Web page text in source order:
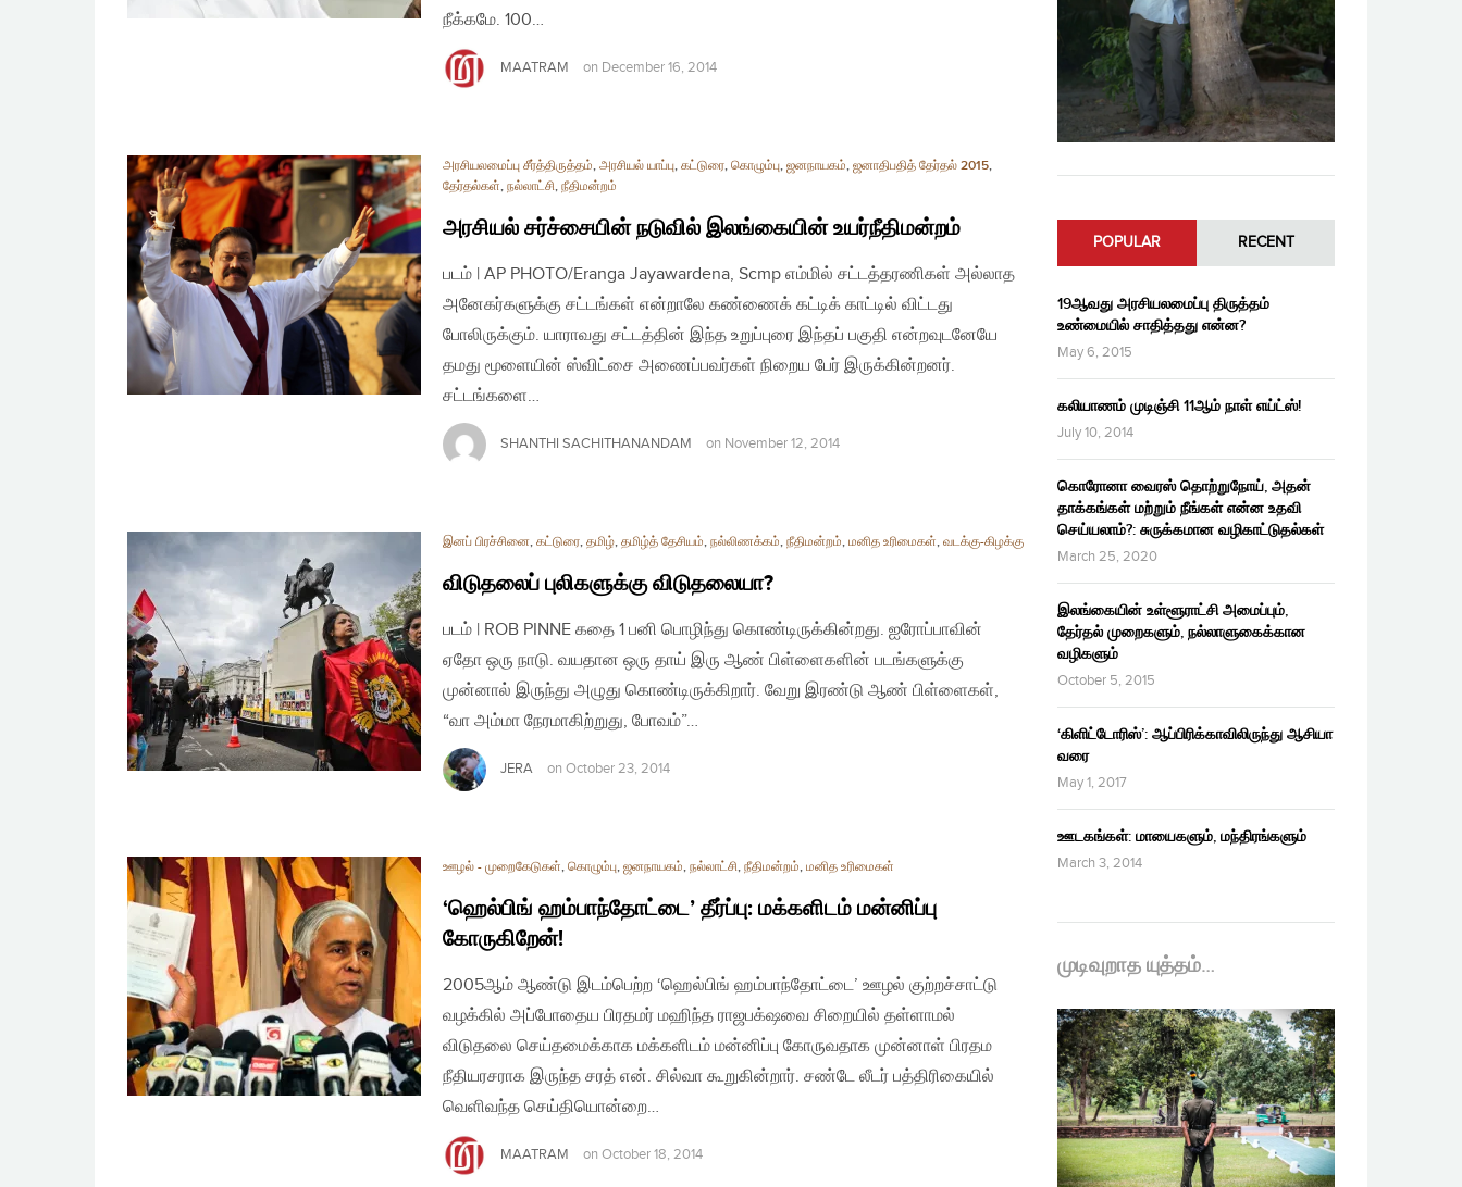
நீக்கமே. 100…
MAATRAM on December 16, 2014
அரசியலமைப்பு சீர்த்திருத்தம், அரசியல் யாப்பு, கட்டுரை, கொழும்பு, ஜனநாயகம், ஜனாதிபதித் தேர்தல் 2015,
தேர்தல்கள், நல்லாட்சி, நீதிமன்றம்
அரசியல் சர்ச்சையின் நடுவில் இலங்கையின் உயர்நீதிமன்றம்
படம் | AP PHOTO/Eranga Jayawardena, Scmp எம்மில் சட்டத்தரணிகள் அல்லாத
அனேகர்களுக்கு சட்டங்கள் என்றாலே கண்ணைக் கட்டிக் காட்டில் விட்டது
போலிருக்கும். யாராவது சட்டத்தின் இந்த உறுப்புரை இந்தப் பகுதி என்றவுடனேயே
தமது மூளையின் ஸ்விட்சை அணைப்பவர்கள் நிறைய பேர் இருக்கின்றனர்.
சட்டங்களை…
SHANTHI SACHITHANANDAM on November 12, 2014
இனப் பிரச்சினை, கட்டுரை, தமிழ், தமிழ்த் தேசியம், நல்லிணக்கம், நீதிமன்றம், மனித உரிமைகள், வடக்கு-கிழக்கு
விடுதலைப் புலிகளுக்கு விடுதலையா?
படம் | ROB PINNE கதை 1 பனி பொழிந்து கொண்டிருக்கின்றது. ஐரோப்பாவின்
ஏதோ ஒரு நாடு. வயதான ஒரு தாய் இரு ஆண் பிள்ளைகளின் படங்களுக்கு
முன்னால் இருந்து அழுது கொண்டிருக்கிறார். வேறு இரண்டு ஆண் பிள்ளைகள்,
“வா அம்மா நேரமாகிற்றுது, போவம்”…
JERA on October 23, 2014
ஊழல் - முறைகேடுகள், கொழும்பு, ஜனநாயகம், நல்லாட்சி, நீதிமன்றம், மனித உரிமைகள்
‘ஹெல்பிங் ஹம்பாந்தோட்டை’ தீர்ப்பு: மக்களிடம் மன்னிப்பு
கோருகிறேன்!
2005ஆம் ஆண்டு இடம்பெற்ற ‘ஹெல்பிங் ஹம்பாந்தோட்டை’ ஊழல் குற்றச்சாட்டு
வழக்கில் அப்போதைய பிரதமர் மஹிந்த ராஜபக்‌ஷவை சிறையில் தள்ளாமல்
விடுதலை செய்தமைக்காக மக்களிடம் மன்னிப்பு கோருவதாக முன்னாள் பிரதம
நீதியரசராக இருந்த சரத் என். சில்வா கூறுகின்றார். சண்டே லீடர் பத்திரிகையில்
வெளிவந்த செய்தியொன்றை…
MAATRAM on October 18, 2014
POPULAR RECENT
19ஆவது அரசியலமைப்பு திருத்தம்
உண்மையில் சாதித்தது என்ன?
May 6, 2015
கலியாணம் முடிஞ்சி 11ஆம் நாள் எய்ட்ஸ்!
July 10, 2014
கொரோனா வைரஸ் தொற்றுநோய், அதன்
தாக்கங்கள் மற்றும் நீங்கள் என்ன உதவி
செய்யலாம்?: சுருக்கமான வழிகாட்டுதல்கள்
March 25, 2020
இலங்கையின் உள்ளூராட்சி அமைப்பும்,
தேர்தல் முறைகளும், நல்லாளுகைக்கான
வழிகளும்
October 5, 2015
‘கிளிட்டோரிஸ்’: ஆப்பிரிக்காவிலிருந்து ஆசியா
வரை
May 1, 2017
ஊடகங்கள்: மாயைகளும், மந்திரங்களும்
March 3, 2014
முடிவுறாத யுத்தம்…